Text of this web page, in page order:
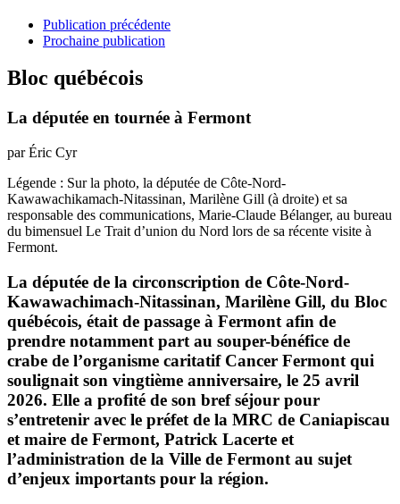
Publication précédente
Prochaine publication
Bloc québécois
La députée en tournée à Fermont
par Éric Cyr
Légende : Sur la photo, la députée de Côte-Nord-
Kawawachikamach-Nitassinan, Marilène Gill (à droite) et sa
responsable des communications, Marie-Claude Bélanger, au bureau
du bimensuel Le Trait d’union du Nord lors de sa récente visite à
Fermont.
La députée de la circonscription de Côte-Nord-
Kawawachimach-Nitassinan, Marilène Gill, du Bloc
québécois, était de passage à Fermont afin de
prendre notamment part au souper-bénéfice de
crabe de l’organisme caritatif Cancer Fermont qui
soulignait son vingtième anniversaire, le 25 avril
2026. Elle a profité de son bref séjour pour
s’entretenir avec le préfet de la MRC de Caniapiscau
et maire de Fermont, Patrick Lacerte et
l’administration de la Ville de Fermont au sujet
d’enjeux importants pour la région.